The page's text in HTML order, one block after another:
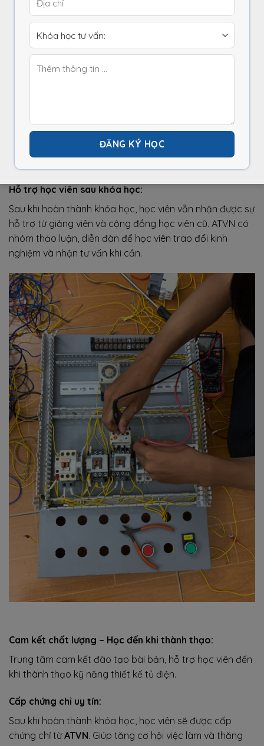
Học trên phần mềm chuyên dụng:
Nam Bắc TínHọc viên sẽ được hướng dẫn sử dụng các
phần mềm thiết kế tủ điện phổ biến. Giúp nâng cao hiệu
suất làm việc và thiết kế chuyên nghiệp hơn.
thực hành. Học viên sẽ được thực hành đấu nối, thiết kế
tủ điện theo các dự án thực tế. Giúp nắm bắt nhanh quy
trình làm việc trong doanh nghiệp.
Hỗ trợ học viên sau khóa học:
Sau khi hoàn thành khóa học, học viên vẫn nhận được sự
hỗ trợ từ giảng viên và cộng đồng học viên cũ. ATVN có
nhóm thảo luận, diễn đàn để học viên trao đổi kinh
nghiệm và nhận tư vấn khi cần.
Cam kết chất lượng – Học đến khi thành thạo:
Trung tâm cam kết đào tạo bài bản, hỗ trợ học viên đến
khi thành thạo kỹ năng thiết kế tủ điện.
Cấp chứng chỉ uy tín:
Sau khi hoàn thành khóa học, học viên sẽ được cấp
chứng chỉ từATVN. Giúp tăng cơ hội việc làm và thăng